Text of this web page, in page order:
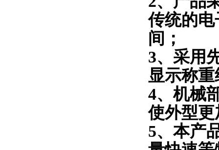
传统的
间；
3、采用
显示称
4、机械
使外型
5、本产